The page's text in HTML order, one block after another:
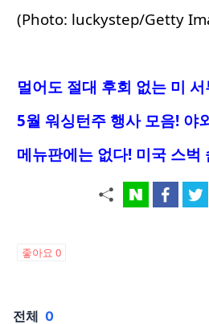
(Photo: luckystep/Getty
멀어도 절대 후회 없는 미
5월 워싱턴주 행사 모음! 야
메뉴판에는 없다! 미국 스벅
좋아요 0
전체 0